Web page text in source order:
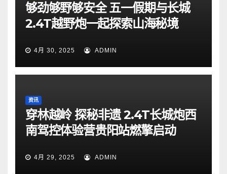
够劲够野够安全 五一假期与长城
2.4T越野炮一起探索山海秘境
4月 30, 2025 ADMIN
资讯
穿林越岭 探秘非遗 2.4T长城炮西
南驾控体验营贵阳站燃擎启动
4月 29, 2025 ADMIN